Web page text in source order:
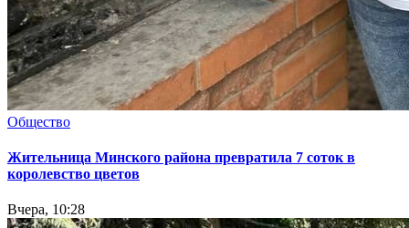
Общество
Жительница Минского района превратила 7 соток в
королевство цветов
Вчера, 10:28